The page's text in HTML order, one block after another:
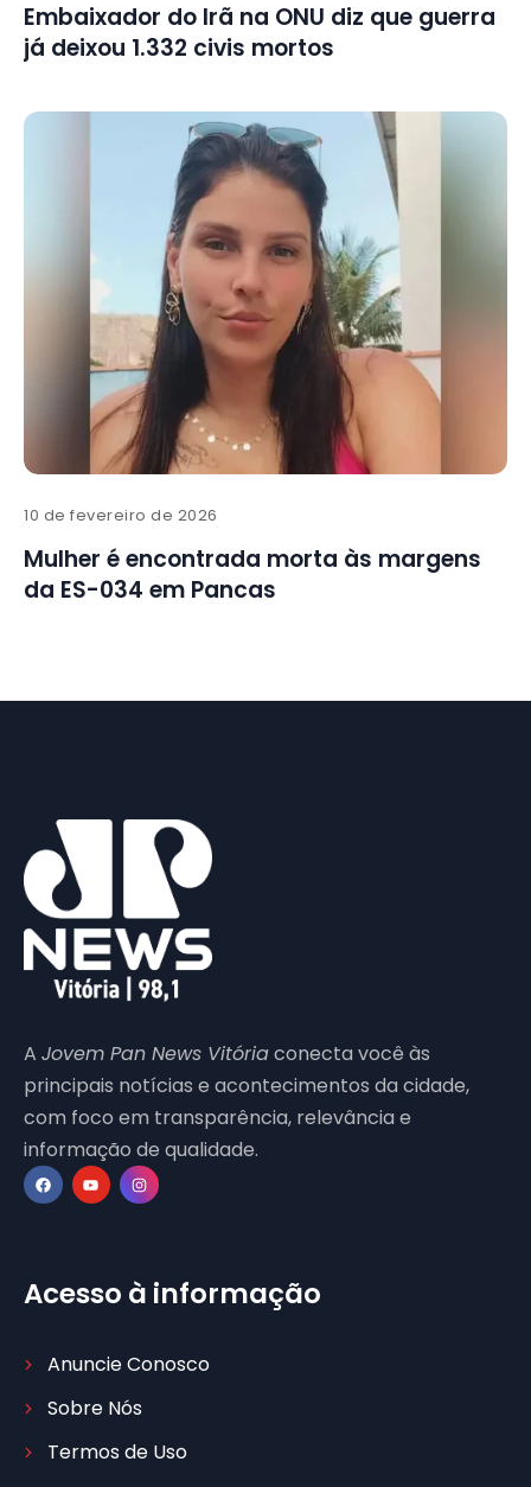
Embaixador do Irã na ONU diz que guerra
já deixou 1.332 civis mortos
10 de fevereiro de 2026
Mulher é encontrada morta às margens
da ES-034 em Pancas
A Jovem Pan News Vitóriaconecta você às
principais notícias e acontecimentos da cidade,
com foco em transparência, relevância e
informação de qualidade.
Acesso à informação
Anuncie Conosco
Sobre Nós
Termos de Uso